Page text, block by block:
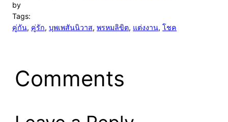
by
Tags:
คู่กัน, คู่รัก, บุพเพสันนิวาส, พรหมลิขิต, แต่งงาน, โชค
Comments